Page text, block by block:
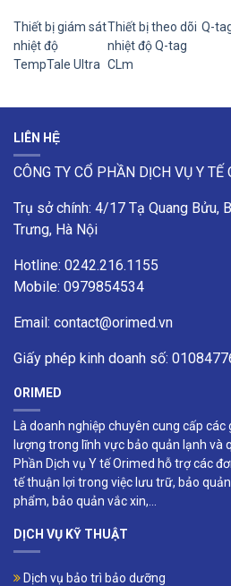
Thiết bị giám sát
nhiệt độ
TempTale Ultra
Thiết bị theo dõi
nhiệt độ Q-tag
CLm
Q-
LIÊN HỆ
CÔNG TY CỔ PHẦN DỊCH VỤ Y TẾ
Trụ sở chính: 4/17 Tạ Quang Bửu,
Trưng, Hà Nội
Hotline: 0242.216.1155
Mobile: 0979854534
Email: contact@orimed.vn
Giấy phép kinh doanh số:
ORIMED
Là doanh nghiệp chuyên cung cấp
lượng trong lĩnh vực bảo quản lạnh và
Phần Dịch vụ Y tế Orimed hỗ trợ các
tế thuận lợi trong việc lưu trữ, bảo
phẩm, bảo quản vắc xin,...
DỊCH VỤ KỸ THUẬT
Dịch vụ bảo trì bảo dưỡng